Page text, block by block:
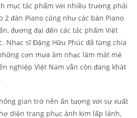
mục tác phẩm với nhiều trường phái
2 đàn Piano cũng như các bản Piano
đương đại đến các tác phẩm Việt
Nhạc sĩ Đặng Hữu Phúc đã từng chia
cơn mưa âm nhạc làm mát mẻ
nghiệp Việt Nam vẫn còn đang khát
gian trở nên ấn tượng với sự xuất
diện trang phục ánh kim lấp lánh,